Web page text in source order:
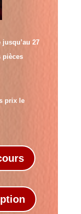
27
pièces
prix le